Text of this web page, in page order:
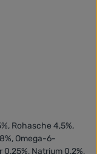
Rohasche 4,5%,
Omega-6-
Natrium 0,2%,